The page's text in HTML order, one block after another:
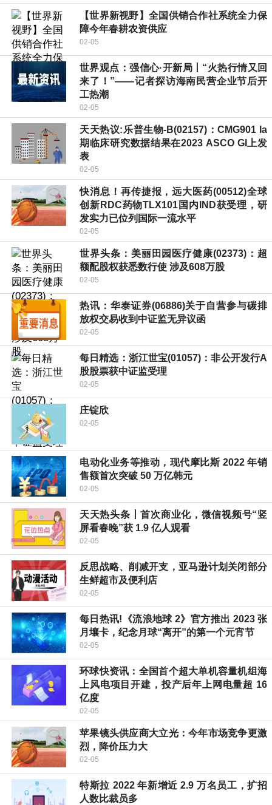
【世界新视野】全国供销合作社系统全力保
障今年春耕农资供应
02-05
世界观点：强信心·开新局丨“火热行情又回
来了！”——记者探访海南民营企业节后开
工热潮
02-05
天天热议:乐普生物-B(02157)：CMG901 Ia
期临床研究数据结果在2023 ASCO GI上发
表
02-05
快消息！再传捷报，远大医药(00512)全球
创新RDC药物TLX101国内IND获受理，研
发实力已位列国际一流水平
02-05
世界头条：美丽田园医疗健康(02373)：超
额配股权获悉数行使 涉及608万股
02-05
热讯：华泰证券(06886)关于自营参与碳排
放权交易收到中证监无异议函
02-05
每日精选：浙江世宝(01057)：非公开发行A
股股票获中证监受理
02-05
庄锭欣
02-05
电动化业务等推动，现代摩比斯 2022 年销
售额首次突破 50 万亿韩元
02-05
天天热头条丨首次商业化，微信视频号“竖
屏看春晚”获 1.9 亿人观看
02-05
反思战略、削减开支，亚马逊计划关闭部分
生鲜超市及便利店
02-05
每日热讯!《流浪地球 2》官方推出 2023 张
月壤卡，纪念月球“离开”的第一个元宵节
02-05
环球快资讯：全国首个超大单机容量机组海
上风电项目开建，投产后年上网电量超 16
亿度
02-05
苹果镜头供应商大立光：今年市场竞争更激
烈，降价压力大
02-05
特斯拉 2022 年新增近 2.9 万名员工，扩招
人数比裁员多